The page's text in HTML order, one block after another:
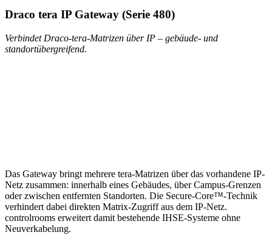
Draco tera IP Gateway (Serie 480)
Verbindet Draco-tera-Matrizen über IP – gebäude- und
standortübergreifend.
Das Gateway bringt mehrere tera-Matrizen über das vorhandene IP-
Netz zusammen: innerhalb eines Gebäudes, über Campus-Grenzen
oder zwischen entfernten Standorten. Die Secure-Core™-Technik
verhindert dabei direkten Matrix-Zugriff aus dem IP-Netz.
controlrooms erweitert damit bestehende IHSE-Systeme ohne
Neuverkabelung.